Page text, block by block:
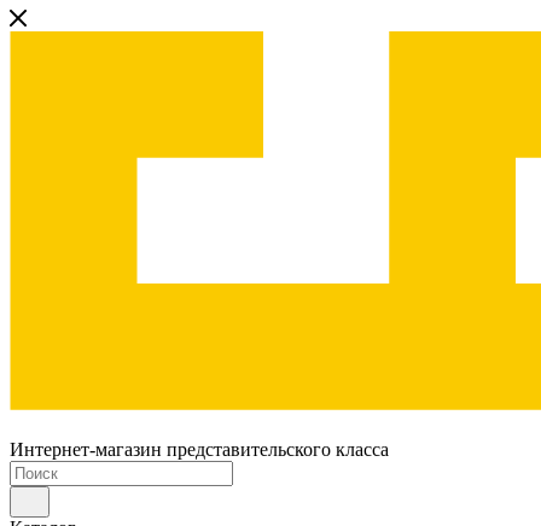
Интернет-магазин представительского класса